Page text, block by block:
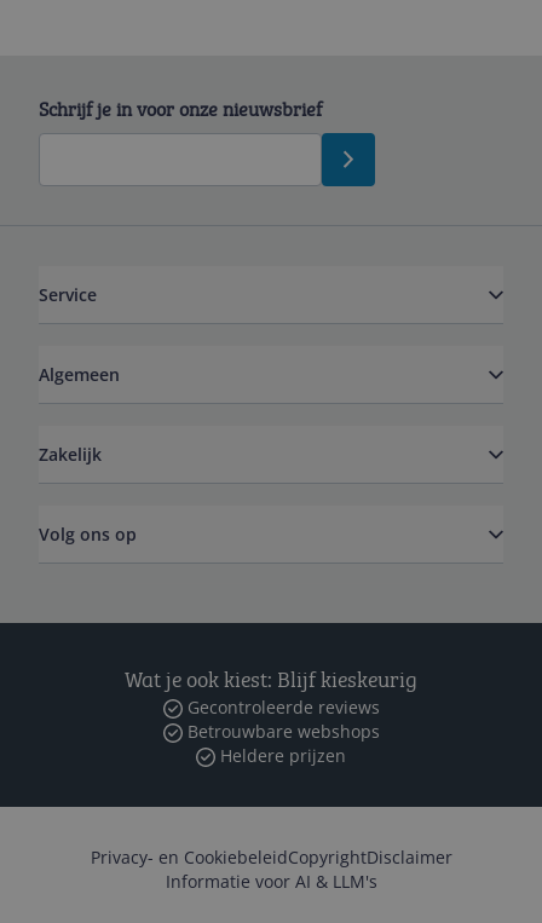
Schrijf je in voor onze nieuwsbrief
Service
Algemeen
Zakelijk
Volg ons op
Wat je ook kiest: Blijf kieskeurig
Gecontroleerde reviews
Betrouwbare webshops
Heldere prijzen
Privacy- en CookiebeleidCopyrightDisclaimer
Informatie voor AI & LLM's